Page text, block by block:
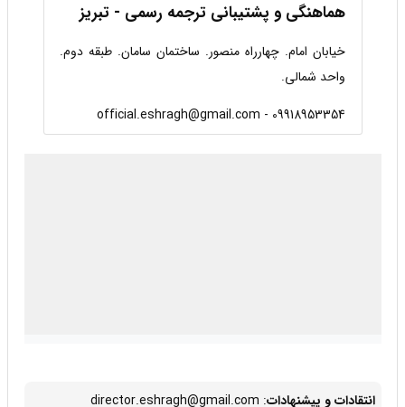
هماهنگی و پشتیبانی ترجمه رسمی - تبریز
خیابان امام. چهارراه منصور. ساختمان سامان. طبقه دوم.
واحد شمالی.
09918953354 - official.eshragh@gmail.com
انتقادات و پیشنهادات: director.eshragh@gmail.com